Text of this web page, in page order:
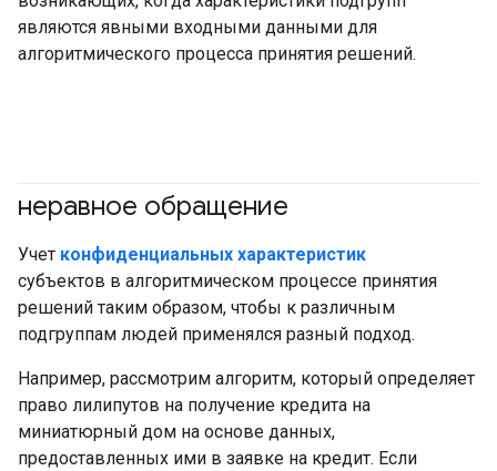
являются явными входными данными для
алгоритмического процесса принятия решений.
неравное обращение
Учет конфиденциальных характеристик
субъектов в алгоритмическом процессе принятия
решений таким образом, чтобы к различным
подгруппам людей применялся разный подход.
Например, рассмотрим алгоритм, который определяет
право лилипутов на получение кредита на
миниатюрный дом на основе данных,
предоставленных ими в заявке на кредит. Если